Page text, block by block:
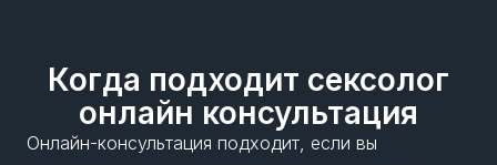
Когда подходит сексолог
онлайн консультация
Онлайн-консультация подходит, если вы